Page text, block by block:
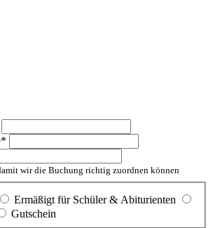
*
wir die Buchung richtig zuordnen können
Ermäßigt für Schüler & Abiturienten
Gutschein